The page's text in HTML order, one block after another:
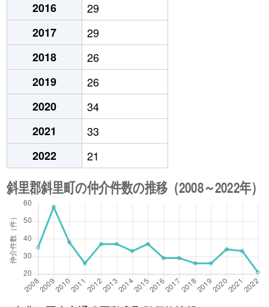
2016
29
2017
29
2018
26
2019
26
2020
34
2021
33
2022
21